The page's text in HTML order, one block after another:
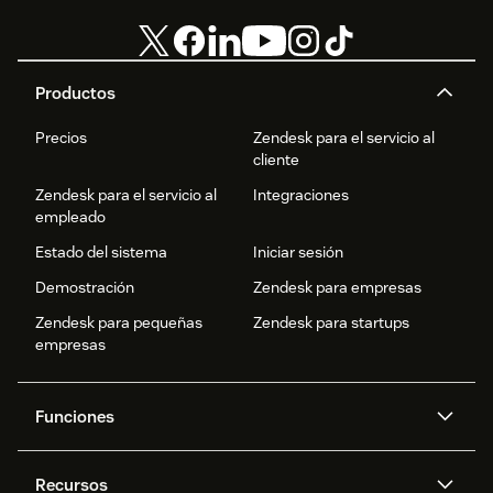
Productos
Precios
Zendesk para el servicio al
cliente
Zendesk para el servicio al
empleado
Integraciones
Estado del sistema
Iniciar sesión
Demostración
Zendesk para empresas
Zendesk para pequeñas
empresas
Zendesk para startups
Funciones
Recursos